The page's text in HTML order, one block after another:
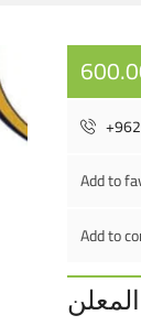
Add to
Add to